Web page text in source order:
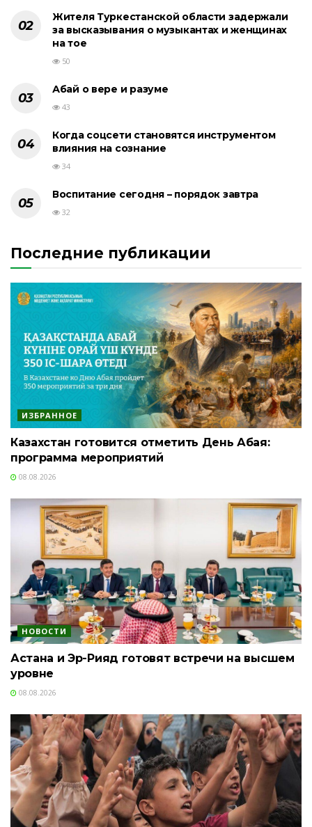
Жителя Туркестанской области задержали
за высказывания о музыкантах и женщинах
на тое
50
Абай о вере и разуме
43
Когда соцсети становятся инструментом
влияния на сознание
34
Воспитание сегодня – порядок завтра
32
Последние публикации
ИЗБРАННОЕ
Казахстан готовится отметить День Абая:
программа мероприятий
08.08.2026
НОВОСТИ
Астана и Эр-Рияд готовят встречи на высшем
уровне
08.08.2026